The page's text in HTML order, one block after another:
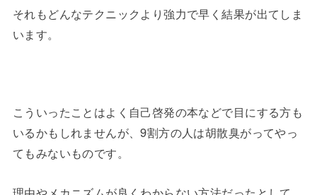
それもどんなテクニックより強力で早く結果が出てしま
います。
こういったことはよく自己啓発の本などで目にする方も
いるかもしれませんが、9割方の人は胡散臭がってやっ
てもみないものです。